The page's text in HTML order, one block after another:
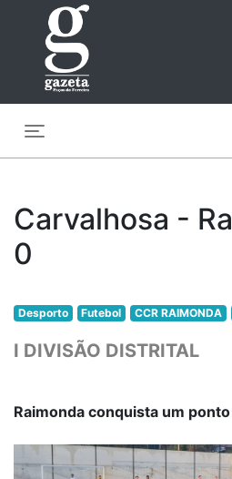
Carvalhosa -
0
Desporto Futebol CCR RAIMONDA
I DIVISÃO DISTRITAL
Raimonda conquista um